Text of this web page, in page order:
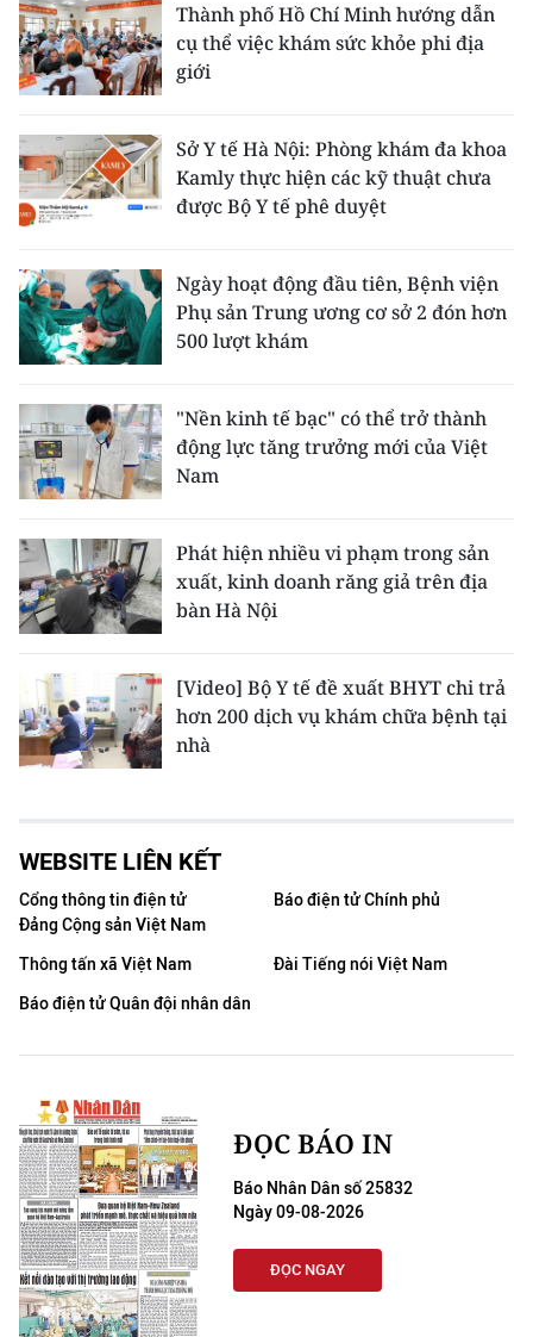
Thành phố Hồ Chí Minh hướng dẫn
cụ thể việc khám sức khỏe phi địa
giới
Sở Y tế Hà Nội: Phòng khám đa khoa
Kamly thực hiện các kỹ thuật chưa
được Bộ Y tế phê duyệt
Ngày hoạt động đầu tiên, Bệnh viện
Phụ sản Trung ương cơ sở 2 đón hơn
500 lượt khám
"Nền kinh tế bạc" có thể trở thành
động lực tăng trưởng mới của Việt
Nam
Phát hiện nhiều vi phạm trong sản
xuất, kinh doanh răng giả trên địa
bàn Hà Nội
[Video] Bộ Y tế đề xuất BHYT chi trả
hơn 200 dịch vụ khám chữa bệnh tại
nhà
WEBSITE LIÊN KẾT
Cổng thông tin điện tử
Đảng Cộng sản Việt Nam
Báo điện tử Chính phủ
Thông tấn xã Việt Nam
Đài Tiếng nói Việt Nam
Báo điện tử Quân đội nhân dân
ĐỌC BÁO IN
Báo Nhân Dân số 25832
Ngày 09-08-2026
ĐỌC NGAY